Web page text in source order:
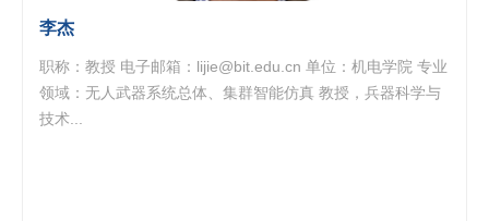
李杰
职称：教授 电子邮箱：lijie@bit.edu.cn 单位：机电学院 专业
领域：无人武器系统总体、集群智能仿真 教授，兵器科学与
技术...